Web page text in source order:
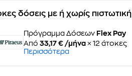
δόσεις με ή χωρίς πιστωτική
Πρόγραμμα Δόσεων Flex Pay
Από33,17 € /μήνα × 12 άτοκες
Περισσότερα